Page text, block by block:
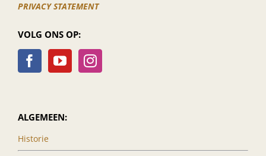
PRIVACY STATEMENT
VOLG ONS OP:
ALGEMEEN:
Historie